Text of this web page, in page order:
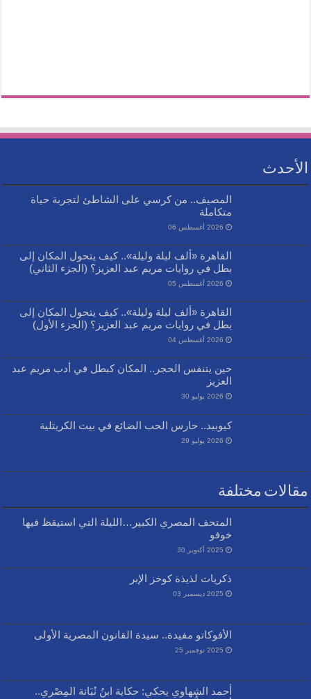
الأحدث
المصيف.. من كرسي على الشاطئ لتجربة حياة
متكاملة
2026 أغسطس 06
القاهرة «ألف ليلة وليلة».. كيف يتحول المكان إلى
بطل في روايات مريم عبد العزيز؟ (الجزء الثاني)
2026 أغسطس 05
القاهرة «ألف ليلة وليلة».. كيف يتحول المكان إلى
بطل في روايات مريم عبد العزيز؟ (الجزء الأول)
2026 أغسطس 04
حين يتنفس الحجر.. المكان كبطل في أدب مريم عبد
العزيز
2026 يوليو 30
كيوبيد.. حارس الحب الضائع في بيت الكريتلية
2026 يوليو 29
مقالات مختلفة
المتحف المصري الكبير…الليلة التي استيقظ فيها
خوفو
2025 أكتوبر 30
ذكريات لذيذة كوخز الإبر
2025 ديسمبر 03
الأفوكاتو مفيدة.. سيدة القانون المصرية الأولى
2025 نوفمبر 25
أحمد الشهاوي يحكي: حكاية ابنُ نُبَاتة المِصْري..